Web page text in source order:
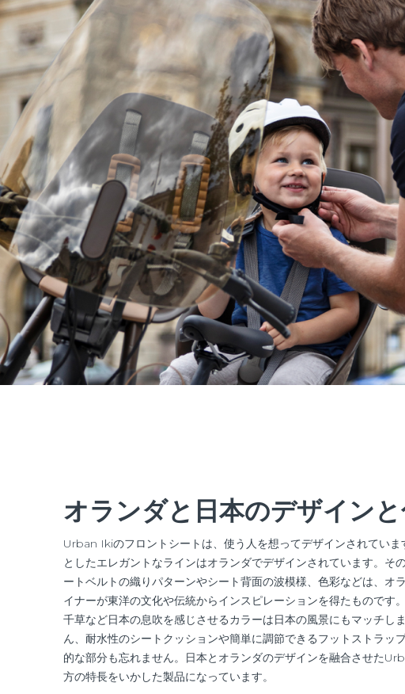
オランダと日本のデザイン
Urban Ikiのフロントシートは、使う人を想ってデザインされていま
としたエレガントなラインはオランダでデザインされています。そ
ートベルトの織りパターンやシート背面の波模様、色彩などは、オ
イナーが東洋の文化や伝統からインスピレーションを得たものです
千草など日本の息吹を感じさせるカラーは日本の風景にもマッチし
ん、耐水性のシートクッションや簡単に調節できるフットストラッ
的な部分も忘れません。日本とオランダのデザインを融合させた
方の特長をいかした製品になっています。